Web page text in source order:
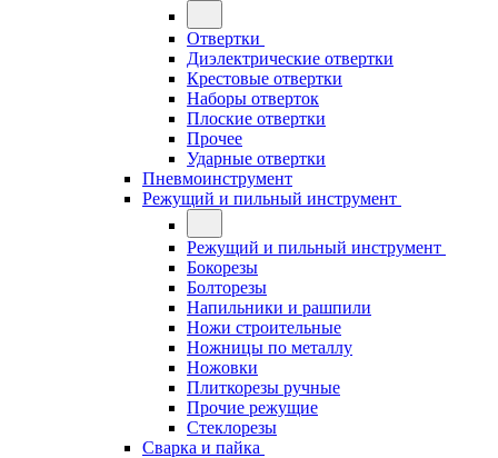
Отвертки
Диэлектрические отвертки
Крестовые отвертки
Наборы отверток
Плоские отвертки
Прочее
Ударные отвертки
Пневмоинструмент
Режущий и пильный инструмент
Режущий и пильный инструмент
Бокорезы
Болторезы
Напильники и рашпили
Ножи строительные
Ножницы по металлу
Ножовки
Плиткорезы ручные
Прочие режущие
Стеклорезы
Сварка и пайка